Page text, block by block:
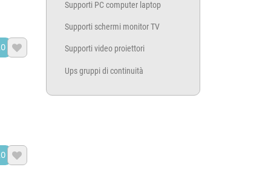


Supporti PC computer laptop
Supporti schermi monitor TV
Supporti video proiettori
Ups gruppi di continuità